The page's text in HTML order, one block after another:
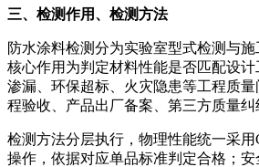
三、检测作用、检测方法
防水涂料检测分为实验室型式检测与施
核心作用为判定材料性能是否匹配设计
渗漏、环保超标、火灾隐患等工程质
程验收、产品出厂备案、第三方质量纠
检测方法分层执行，物理性能统一采用
操作，依据对应单品标准判定合格；